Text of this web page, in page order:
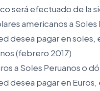
será efectuado de la
americanos a Soles
desea pagar en
(febrero 2017)
a Soles Peruanos o
desea pagar en